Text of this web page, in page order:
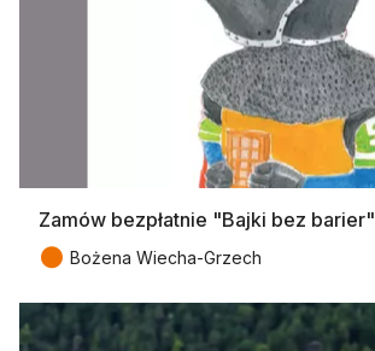
Zamów bezpłatnie "Bajki bez barier"
● Bożena Wiecha-Grzech